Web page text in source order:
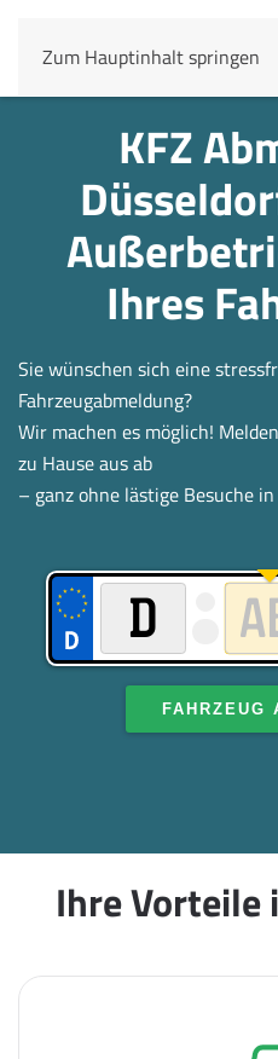
Zum Hauptinhalt springen
KFZ
Ihres
Sie wünschen sich eine
Fahrzeugabmeldung?
Wir machen es möglich!
zu Hause aus ab
– ganz ohne lästige Besuche
FAHRZEUG
Ihre Vorteile